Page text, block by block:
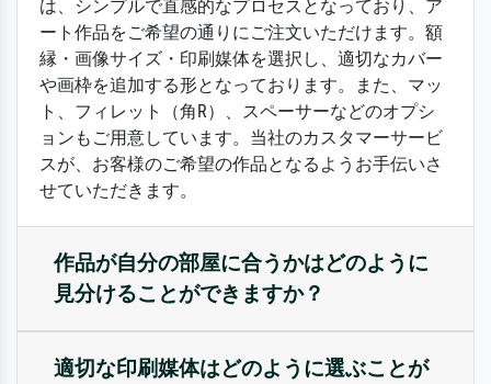
は、シンプルで直感的なプロセスとなっており、ア
ート作品をご希望の通りにご注文いただけます。額
縁・画像サイズ・印刷媒体を選択し、適切なカバー
や画枠を追加する形となっております。また、マッ
ト、フィレット（角R）、スペーサーなどのオプシ
ョンもご用意しています。当社のカスタマーサービ
スが、お客様のご希望の作品となるようお手伝いさ
せていただきます。
作品が自分の部屋に合うかはどのように
見分けることができますか？
適切な印刷媒体はどのように選ぶことが